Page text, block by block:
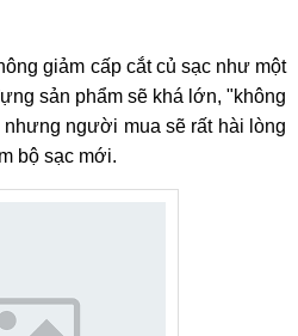
giảm cấp cắt củ sạc như một
sản phẩm sẽ khá lớn, "không
người mua sẽ rất hài lòng
bộ sạc mới.